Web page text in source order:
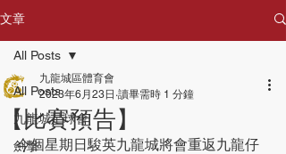
文章
All Posts
九龍城足球會
劍擊
All Posts
【比賽預告】
九龍城區體育會
2023年6月23日 讀畢需時 1 分鐘
今個星期日駿英九龍城將會重返九龍仔